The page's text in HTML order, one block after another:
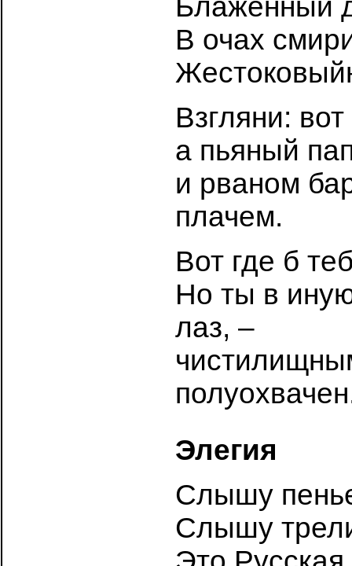
Блаженный
В очах
Взгляни:
а пьяный
и рваном
плачем.
Вот где б
Но ты в
лаз, –
Элегия
Слышу
Слышу